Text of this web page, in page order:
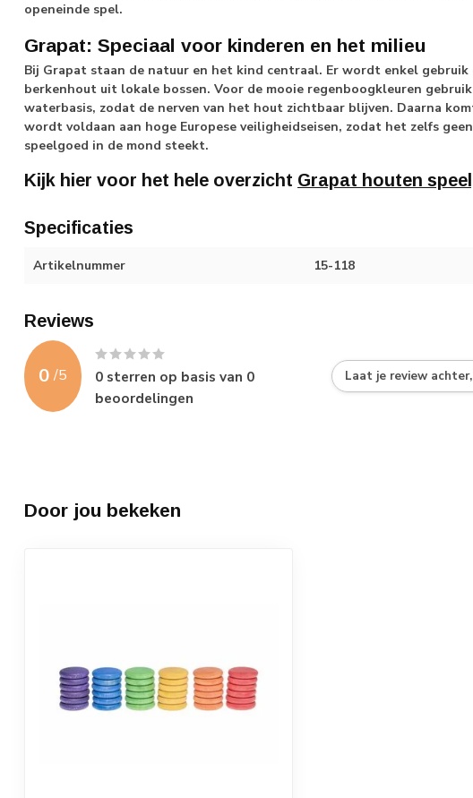
openeinde spel.
Grapat: Speciaal voor kinderen en het milieu
Bij Grapat staan de natuur en het kind centraal. Er wordt enkel gebruik
berkenhout uit lokale bossen. Voor de mooie regenboogkleuren
waterbasis, zodat de nerven van het hout zichtbaar blijven. Daarna
wordt voldaan aan hoge Europese veiligheidseisen, zodat het zelfs
speelgoed in de mond steekt.
Kijk hier voor het hele overzicht Grapat houten
Specificaties
Artikelnummer 15-118
Reviews
0 /5 0 sterren op basis van 0
beoordelingen
Laat je review
Door jou bekeken